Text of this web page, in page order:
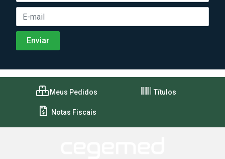
Meus Pedidos Títulos
Notas Fiscais